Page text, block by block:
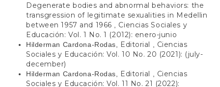
Degenerate bodies and abnormal behaviors: the
transgression of legitimate sexualities in Medellin
between 1957 and 1966
Ciencias Sociales y
Educación: Vol. 1 No. 1 (2012): enero-junio
Hilderman Cardona-Rodas, Editorial
Ciencias
Sociales y Educación: Vol. 10 No. 20 (2021): (july-
december)
Hilderman Cardona-Rodas, Editorial
Ciencias
Sociales y Educación: Vol. 11 No. 21 (2022):